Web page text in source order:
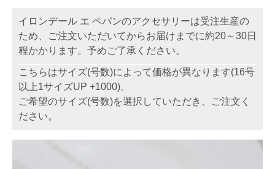
イロンデール エ ペパンのアクセサリーは受注生産の
ため、ご注文いただいてからお届けまでに約20～30日
程かかります。予めご了承ください。
こちらはサイズ(号数)によって価格が異なります(16号
以上1サイズUP +1000)。
ご希望のサイズ(号数)を選択していただき、ご注文く
ださい。